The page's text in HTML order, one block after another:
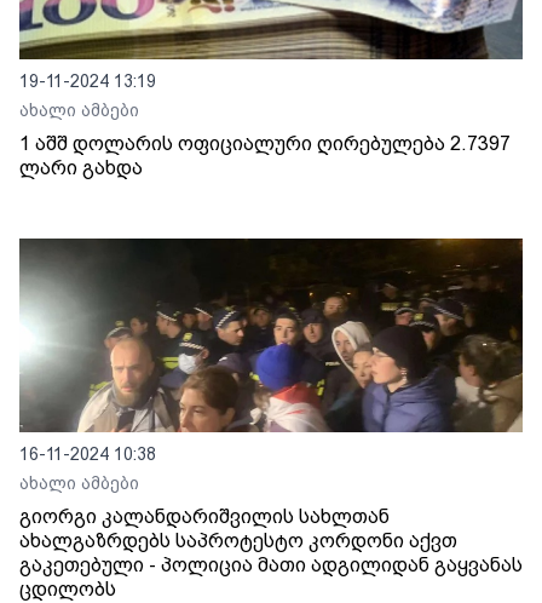
19-11-2024 13:19
ახალი ამბები
1 აშშ დოლარის ოფიციალური ღირებულება 2.7397
ლარი გახდა
16-11-2024 10:38
ახალი ამბები
გიორგი კალანდარიშვილის სახლთან
ახალგაზრდებს საპროტესტო კორდონი აქვთ
გაკეთებული - პოლიცია მათი ადგილიდან გაყვანას
ცდილობს